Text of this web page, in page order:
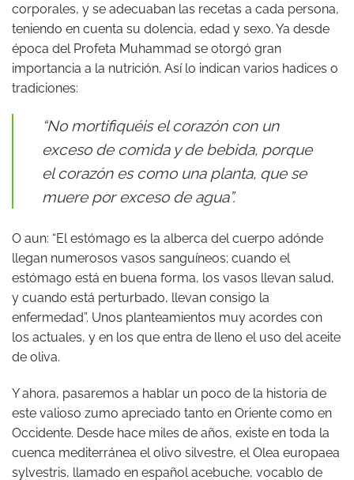
corporales, y se adecuaban las recetas a cada persona,
teniendo en cuenta su dolencia, edad y sexo. Ya desde
época del Profeta Muhammad se otorgó gran
importancia a la nutrición. Así lo indican varios hadices o
tradiciones:
“No mortifiquéis el corazón con un
exceso de comida y de bebida, porque
el corazón es como una planta, que se
muere por exceso de agua”.
O aun: “El estómago es la alberca del cuerpo adónde
llegan numerosos vasos sanguíneos; cuando el
estómago está en buena forma, los vasos llevan salud,
y cuando está perturbado, llevan consigo la
enfermedad”. Unos planteamientos muy acordes con
los actuales, y en los que entra de lleno el uso del aceite
de oliva.
Y ahora, pasaremos a hablar un poco de la historia de
este valioso zumo apreciado tanto en Oriente como en
Occidente. Desde hace miles de años, existe en toda la
cuenca mediterránea el olivo silvestre, el Olea europaea
sylvestris, llamado en español acebuche, vocablo de